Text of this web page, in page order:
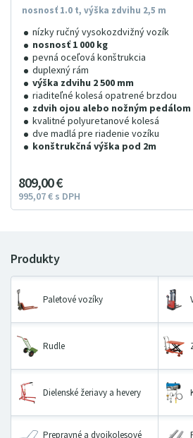
nosnosť 1.0 t, výška zdvihu 2,5 m
nízky ručný vysokozdvižný vozík
nosnosť 1 000 kg
pevná oceľová konštrukcia
duplexný rám
výška zdvihu 2 500 mm
riaditeľné kolesá opatrené brzdou
zdvih ojou alebo nožným pedálom
kvalitné polyuretanové kolesá
dve madlá pre riadenie vozíku
konštrukčná výška pod 2m
809 00€
995 07€ s DPH
Paletové vozíky
Rudle
Dielenské žeriavy a hevery
Prepravné a dvojkolesové